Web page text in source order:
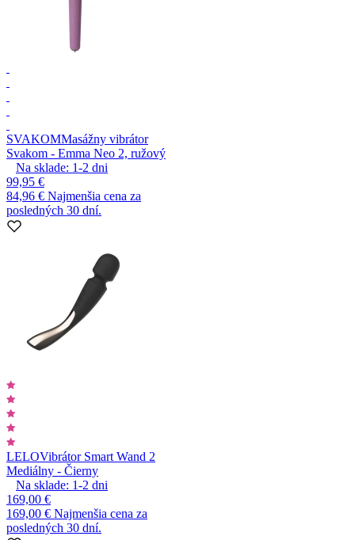
SVAKOMMasážny vibrátor
Svakom - Emma Neo 2, ružový
Na sklade: 1-2 dni
99,95 €
84,96 € Najmenšia cena za
posledných 30 dní.
LELOVibrátor Smart Wand 2
Mediálny - Čierny
Na sklade: 1-2 dni
169,00 €
169,00 € Najmenšia cena za
posledných 30 dní.